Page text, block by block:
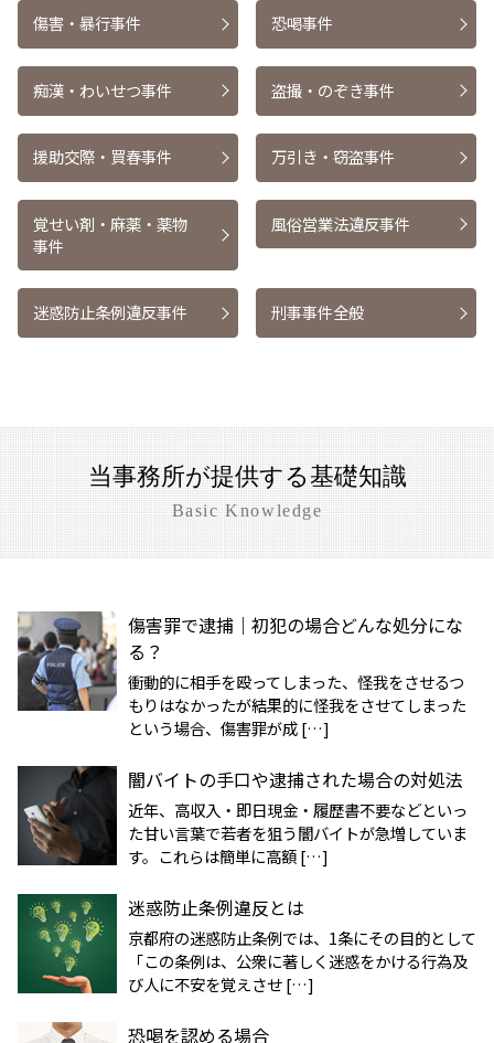
傷害・暴行事件 恐喝事件
痴漢・わいせつ事件 盗撮・のぞき事件
援助交際・買春事件 万引き・窃盗事件
覚せい剤・麻薬・薬物
事件
風俗営業法違反事件
迷惑防止条例違反事件 刑事事件全般
当事務所が提供する基礎知識
Basic Knowledge
傷害罪で逮捕｜初犯の場合どんな処分にな
る？
衝動的に相手を殴ってしまった、怪我をさせるつ
もりはなかったが結果的に怪我をさせてしまった
という場合、傷害罪が成 […]
闇バイトの手口や逮捕された場合の対処法
近年、高収入・即日現金・履歴書不要などといっ
た甘い言葉で若者を狙う闇バイトが急増していま
す。これらは簡単に高額 […]
迷惑防止条例違反とは
京都府の迷惑防止条例では、1条にその目的として
「この条例は、公衆に著しく迷惑をかける行為及
び人に不安を覚えさせ […]
恐喝を認める場合